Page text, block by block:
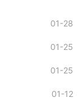
01-28
01-25
01-25
01-12